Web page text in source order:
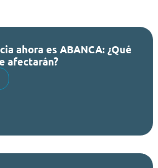
ahora es ABANCA: ¿Qué
afectarán?